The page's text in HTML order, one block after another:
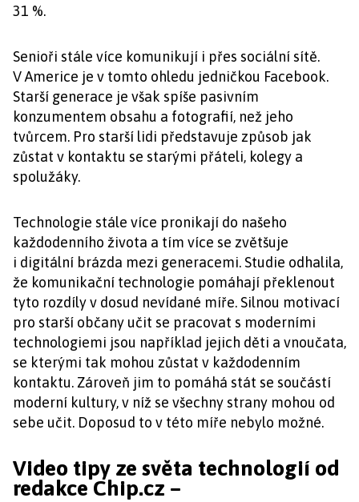
31 %.
Senioři stále více komunikují i přes sociální sítě.
V Americe je v tomto ohledu jedničkou Facebook.
Starší generace je však spíše pasivním
konzumentem obsahu a fotografií, než jeho
tvůrcem. Pro starší lidi představuje způsob jak
zůstat v kontaktu se starými přáteli, kolegy a
spolužáky.
Technologie stále více pronikají do našeho
každodenního života a tím více se zvětšuje
i digitální brázda mezi generacemi. Studie odhalila,
že komunikační technologie pomáhají překlenout
tyto rozdíly v dosud nevídané míře. Silnou motivací
pro starší občany učit se pracovat s moderními
technologiemi jsou například jejich děti a vnoučata,
se kterými tak mohou zůstat v každodenním
kontaktu. Zároveň jim to pomáhá stát se součástí
moderní kultury, v níž se všechny strany mohou od
sebe učit. Doposud to v této míře nebylo možné.
Video tipy ze světa technologií od
redakce Chip.cz –